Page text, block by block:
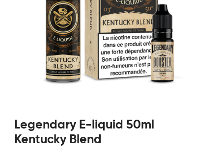
PREGUNTAS MÁS FRECUENTES
CONVIÉRTASE EN UN MAYORISTA DE X-BAR
MI CUENTA
Legendary E-liquid 50ml
Kentucky Blend